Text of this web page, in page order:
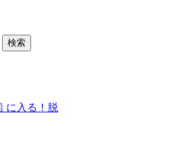
に入る！脱